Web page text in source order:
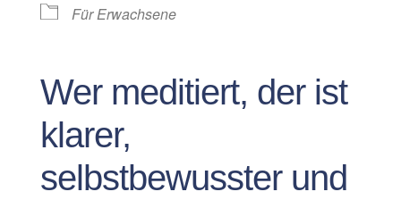
Für Erwachsene
Wer meditiert, der ist
klarer,
selbstbewusster und